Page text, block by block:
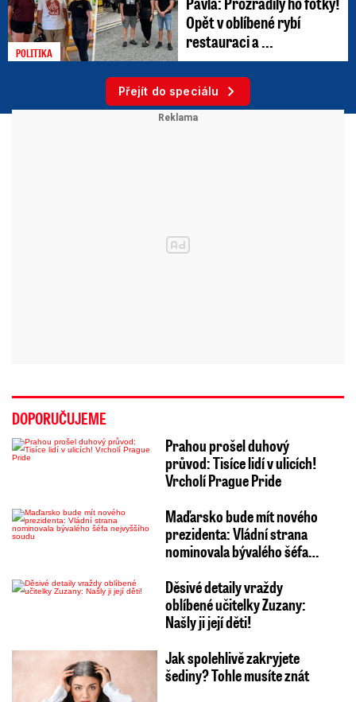
POLITIKA
Opět v oblíbené rybí
restauraci a ...
Přejít do speciálu
DOPORUČUJEME
Prahou prošel duhový
průvod: Tisíce lidí v ulicích!
Vrcholí Prague Pride
Maďarsko bude mít nového
prezidenta: Vládní strana
nominovala bývalého šéfa…
Děsivé detaily vraždy
oblíbené učitelky Zuzany:
Našly ji její děti!
Jak spolehlivě zakryjete
šediny? Tohle musíte znát